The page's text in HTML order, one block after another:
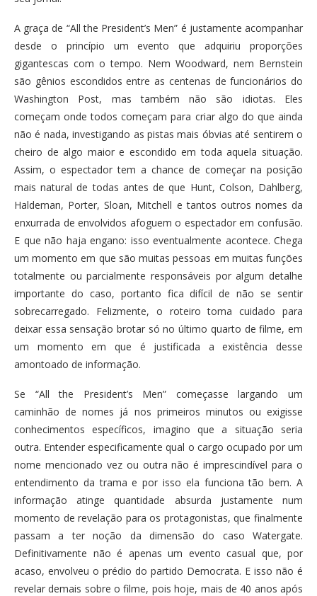
A graça de “All the President’s Men” é justamente acompanhar
desde o princípio um evento que adquiriu proporções
gigantescas com o tempo. Nem Woodward, nem Bernstein
são gênios escondidos entre as centenas de funcionários do
Washington Post, mas também não são idiotas. Eles
começam onde todos começam para criar algo do que ainda
não é nada, investigando as pistas mais óbvias até sentirem o
cheiro de algo maior e escondido em toda aquela situação.
Assim, o espectador tem a chance de começar na posição
mais natural de todas antes de que Hunt, Colson, Dahlberg,
Haldeman, Porter, Sloan, Mitchell e tantos outros nomes da
enxurrada de envolvidos afoguem o espectador em confusão.
E que não haja engano: isso eventualmente acontece. Chega
um momento em que são muitas pessoas em muitas funções
totalmente ou parcialmente responsáveis por algum detalhe
importante do caso, portanto fica difícil de não se sentir
sobrecarregado. Felizmente, o roteiro toma cuidado para
deixar essa sensação brotar só no último quarto de filme, em
um momento em que é justificada a existência desse
amontoado de informação.
Se “All the President’s Men” começasse largando um
caminhão de nomes já nos primeiros minutos ou exigisse
conhecimentos específicos, imagino que a situação seria
outra. Entender especificamente qual o cargo ocupado por um
nome mencionado vez ou outra não é imprescindível para o
entendimento da trama e por isso ela funciona tão bem. A
informação atinge quantidade absurda justamente num
momento de revelação para os protagonistas, que finalmente
passam a ter noção da dimensão do caso Watergate.
Definitivamente não é apenas um evento casual que, por
acaso, envolveu o prédio do partido Democrata. E isso não é
revelar demais sobre o filme, pois hoje, mais de 40 anos após